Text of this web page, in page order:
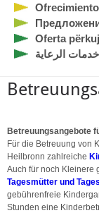
Oferta
خدمات الرعاية
Betreuungsangebote
Für die Betreuung von
Heilbronn zahlreiche
Auch für noch Kleinere
Tagesmütter und
gebührenfreie
Stunden eine